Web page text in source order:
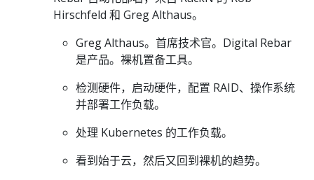
Hirschfeld 和 Greg Althaus。
Greg Althaus。首席技术官。Digital Rebar
是产品。裸机置备工具。
检测硬件，启动硬件，配置 RAID、操作系统
并部署工作负载。
处理 Kubernetes 的工作负载。
看到始于云，然后又回到裸机的趋势。